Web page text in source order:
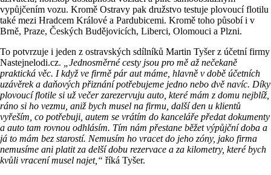
vypůjčením vozu. Kromě Ostravy pak družstvo testuje plovoucí flotilu
také mezi Hradcem Králové a Pardubicemi. Kromě toho působí i v
Brně, Praze, Českých Budějovicích, Liberci, Olomouci a Plzni.
To potvrzuje i jeden z ostravských sdílníků Martin Tyšer z účetní firmy
Nastejnelodi.cz.
„Jednosměrné cesty jsou pro mě až nečekaně
praktická věc. I když ve firmě pár aut máme, hlavně v době účetních
uzávěrek a daňových přiznání potřebujeme jedno nebo dvě navíc. Díky
plovoucí flotile si už večer zarezervuju auto, které mám z domu nejblíž,
ráno si ho vezmu, aniž bych musel na firmu, další den u klientů
vyřeším, co potřebuji, autem se vrátím do kanceláře předat dokumenty
a auto tam rovnou odhlásím. Tím nám přestane běžet výpůjční doba a
já to mám bez starostí. Nemusím ho vracet do jeho zóny, jako firma
nemusíme ani platit za delší dobu rezervace a za kilometry, které bych
kvůli vracení musel najet,“ říká Tyšer.